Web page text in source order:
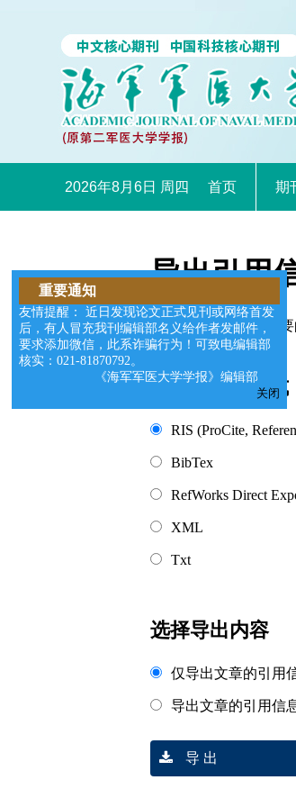
2026年8月6日 周四 首页 期
导出引用
您可以选择适合您需要
请选择导出格式
RIS (ProCite,
BibTex
RefWorks Direct
XML
Txt
选择导出内容
仅导出文章的引用
导出文章的引用信
导 出
重要通知
友情提醒： 近日发现论文正式见刊或网络首发
后，有人冒充我刊编辑部名义给作者发邮件，
要求添加微信，此系诈骗行为！可致电编辑部
核实：021-81870792。
《海军军医大学学报》编辑部
关闭